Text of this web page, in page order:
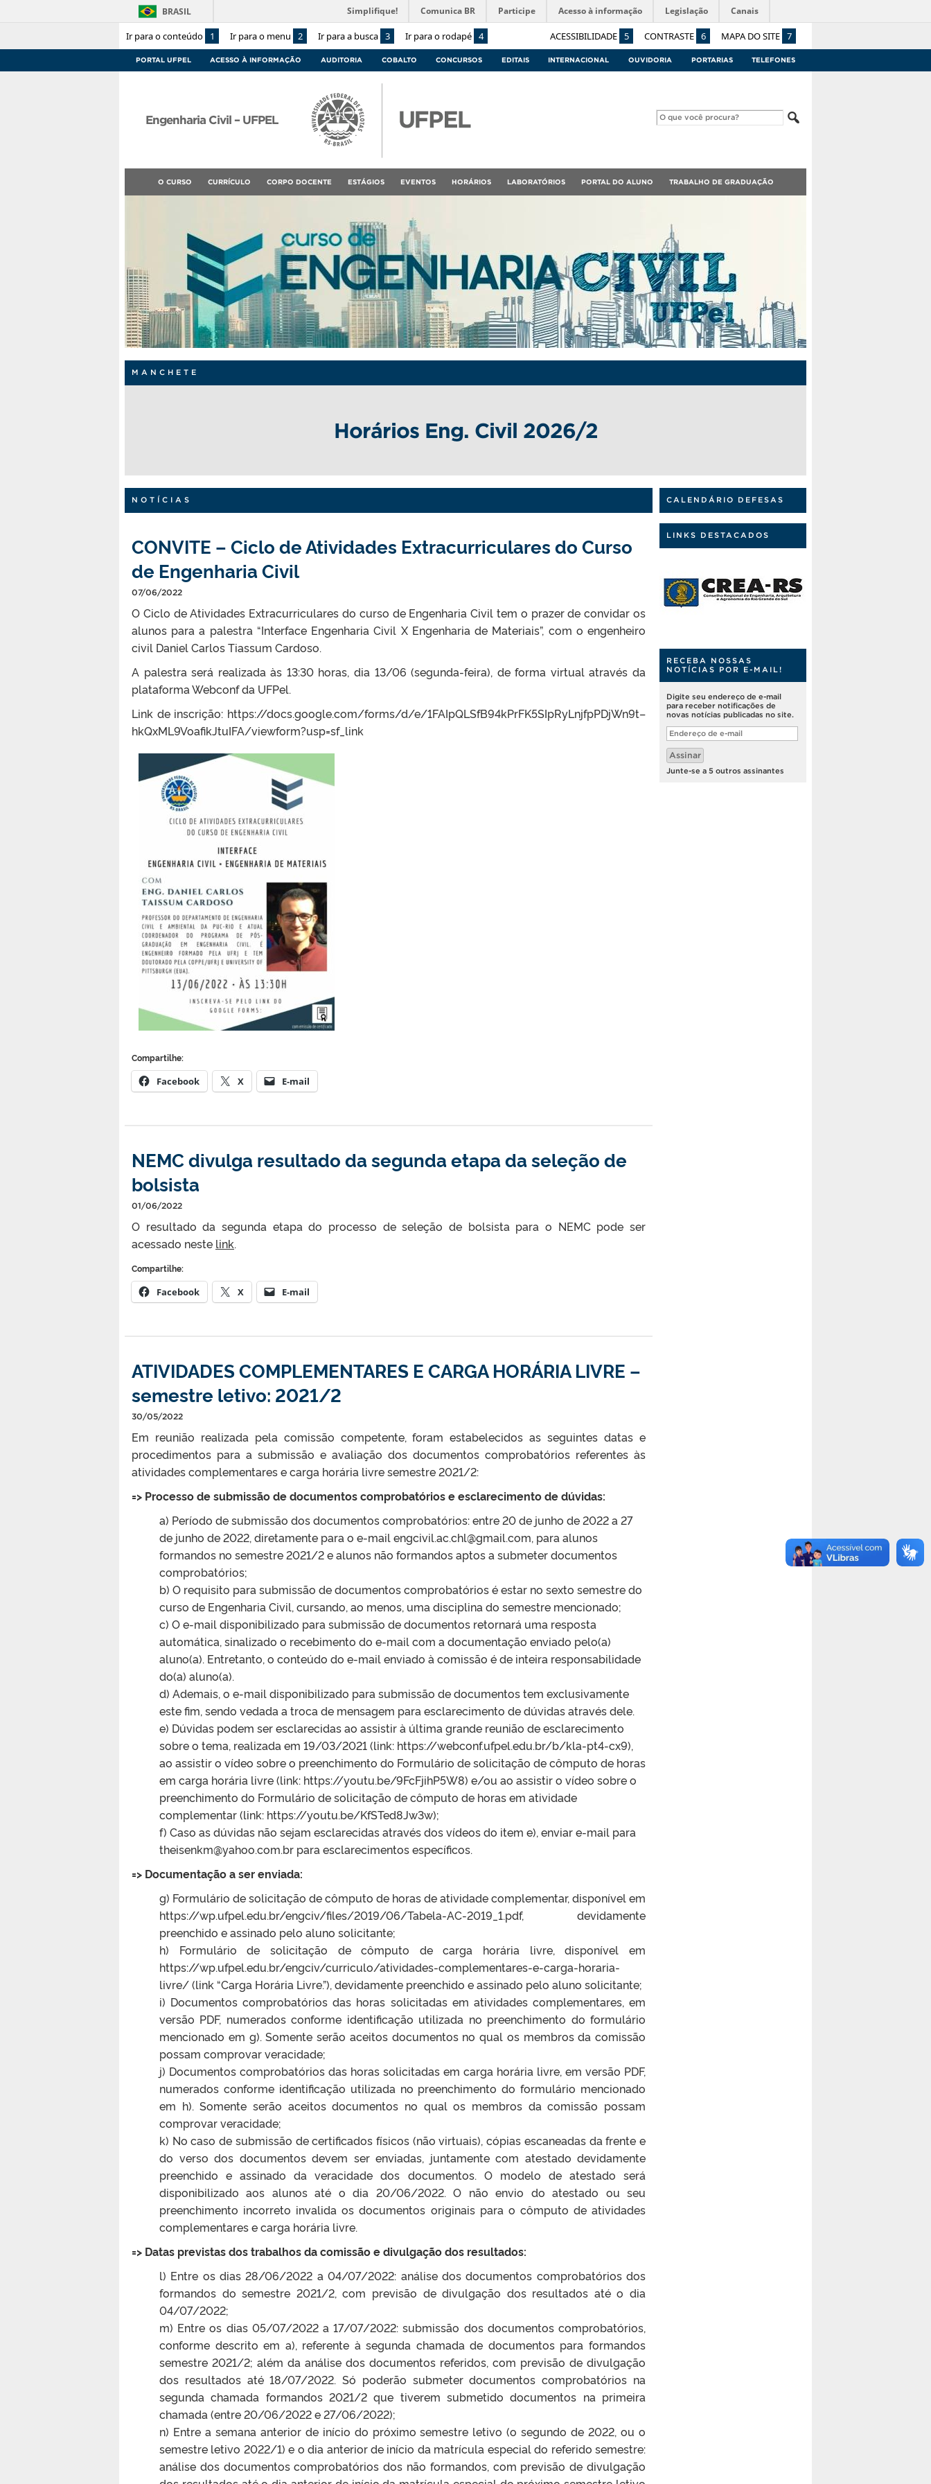
Ir para o conteúdo 1 Ir para o menu 2 Ir para a busca 3 Ir para o rodapé 4 ACESSIBILIDADE 5 CONTRASTE 6 MAPA DO SITE 7
BRASIL Simplifique! Comunica BR Participe Acesso à informação Legislação Canais
PORTAL UFPEL ACESSO À INFORMAÇÃO AUDITORIA COBALTO CONCURSOS EDITAIS INTERNACIONAL OUVIDORIA PORTARIAS TELEFONES
Engenharia Civil – UFPEL
O CURSO CURRÍCULO CORPO DOCENTE ESTÁGIOS EVENTOS HORÁRIOS LABORATÓRIOS PORTAL DO ALUNO TRABALHO DE GRADUAÇÃO
MANCHETE
Horários Eng. Civil 2026/2
NOTÍCIAS
CONVITE – Ciclo de Atividades Extracurriculares do Curso
de Engenharia Civil
07/06/2022
O Ciclo de Atividades Extracurriculares do curso de Engenharia Civil tem o prazer de convidar os
alunos para a palestra “Interface Engenharia Civil X Engenharia de Materiais”, com o engenheiro
civil Daniel Carlos Tiassum Cardoso.
A palestra será realizada às 13:30 horas, dia 13/06 (segunda-feira), de forma virtual através da
plataforma Webconf da UFPel.
Link de inscrição: https://docs.google.com/forms/d/e/1FAIpQLSfB94kPrFK5SIpRyLnjfpPDjWn9t–
hkQxML9VoafikJtuIFA/viewform?usp=sf_link
Compartilhe:
Facebook X E-mail
NEMC divulga resultado da segunda etapa da seleção de
bolsista
01/06/2022
O resultado da segunda etapa do processo de seleção de bolsista para o NEMC pode ser
acessado neste link.
Compartilhe:
Facebook X E-mail
ATIVIDADES COMPLEMENTARES E CARGA HORÁRIA LIVRE –
semestre letivo: 2021/2
30/05/2022
Em reunião realizada pela comissão competente, foram estabelecidos as seguintes datas e
procedimentos para a submissão e avaliação dos documentos comprobatórios referentes às
atividades complementares e carga horária livre semestre 2021/2:
=> Processo de submissão de documentos comprobatórios e esclarecimento de dúvidas:
a) Período de submissão dos documentos comprobatórios: entre 20 de junho de 2022 a 27
de junho de 2022, diretamente para o e-mail engcivil.ac.chl@gmail.com, para alunos
formandos no semestre 2021/2 e alunos não formandos aptos a submeter documentos
comprobatórios;
b) O requisito para submissão de documentos comprobatórios é estar no sexto semestre do
curso de Engenharia Civil, cursando, ao menos, uma disciplina do semestre mencionado;
c) O e-mail disponibilizado para submissão de documentos retornará uma resposta
automática, sinalizado o recebimento do e-mail com a documentação enviado pelo(a)
aluno(a). Entretanto, o conteúdo do e-mail enviado à comissão é de inteira responsabilidade
do(a) aluno(a).
d) Ademais, o e-mail disponibilizado para submissão de documentos tem exclusivamente
este fim, sendo vedada a troca de mensagem para esclarecimento de dúvidas através dele.
e) Dúvidas podem ser esclarecidas ao assistir à última grande reunião de esclarecimento
sobre o tema, realizada em 19/03/2021 (link: https://webconf.ufpel.edu.br/b/kla-pt4-cx9),
ao assistir o vídeo sobre o preenchimento do Formulário de solicitação de cômputo de horas
em carga horária livre (link: https://youtu.be/9FcFjihP5W8) e/ou ao assistir o vídeo sobre o
preenchimento do Formulário de solicitação de cômputo de horas em atividade
complementar (link: https://youtu.be/KfSTed8Jw3w);
f) Caso as dúvidas não sejam esclarecidas através dos vídeos do item e), enviar e-mail para
theisenkm@yahoo.com.br para esclarecimentos específicos.
=> Documentação a ser enviada:
g) Formulário de solicitação de cômputo de horas de atividade complementar, disponível em
https://wp.ufpel.edu.br/engciv/files/2019/06/Tabela-AC-2019_1.pdf, devidamente
preenchido e assinado pelo aluno solicitante;
h) Formulário de solicitação de cômputo de carga horária livre, disponível em
https://wp.ufpel.edu.br/engciv/curriculo/atividades-complementares-e-carga-horaria-
livre/ (link “Carga Horária Livre.”), devidamente preenchido e assinado pelo aluno solicitante;
i) Documentos comprobatórios das horas solicitadas em atividades complementares, em
versão PDF, numerados conforme identificação utilizada no preenchimento do formulário
mencionado em g). Somente serão aceitos documentos no qual os membros da comissão
possam comprovar veracidade;
j) Documentos comprobatórios das horas solicitadas em carga horária livre, em versão PDF,
numerados conforme identificação utilizada no preenchimento do formulário mencionado
em h). Somente serão aceitos documentos no qual os membros da comissão possam
comprovar veracidade;
k) No caso de submissão de certificados físicos (não virtuais), cópias escaneadas da frente e
do verso dos documentos devem ser enviadas, juntamente com atestado devidamente
preenchido e assinado da veracidade dos documentos. O modelo de atestado será
disponibilizado aos alunos até o dia 20/06/2022. O não envio do atestado ou seu
preenchimento incorreto invalida os documentos originais para o cômputo de atividades
complementares e carga horária livre.
=> Datas previstas dos trabalhos da comissão e divulgação dos resultados:
l) Entre os dias 28/06/2022 a 04/07/2022: análise dos documentos comprobatórios dos
formandos do semestre 2021/2, com previsão de divulgação dos resultados até o dia
04/07/2022;
m) Entre os dias 05/07/2022 a 17/07/2022: submissão dos documentos comprobatórios,
conforme descrito em a), referente à segunda chamada de documentos para formandos
semestre 2021/2; além da análise dos documentos referidos, com previsão de divulgação
dos resultados até 18/07/2022. Só poderão submeter documentos comprobatórios na
segunda chamada formandos 2021/2 que tiverem submetido documentos na primeira
chamada (entre 20/06/2022 e 27/06/2022);
n) Entre a semana anterior de início do próximo semestre letivo (o segundo de 2022, ou o
semestre letivo 2022/1) e o dia anterior de início da matrícula especial do referido semestre:
análise dos documentos comprobatórios dos não formandos, com previsão de divulgação
CALENDÁRIO DEFESAS
LINKS DESTACADOS
RECEBA NOSSAS
NOTÍCIAS POR E-MAIL!
Digite seu endereço de e-mail
para receber notificações de
novas notícias publicadas no site.
Endereço
de
e-
mail
Assinar
Junte-se a 5 outros assinantes